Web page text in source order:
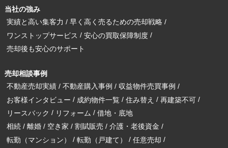
当社の強み
実績と高い集客力
早く高く売るための売却戦略
ワンストップサービス
安心の買取保障制度
売却後も安心のサポート
売却相談事例
不動産売却実績
不動産購入事例
収益物件売買事例
お客様インタビュー
成約物件一覧 住み替え
再建築不可
リースバック
リフォーム
借地・底地
相続
離婚 空き家 割賦販売
介護・老後資金
転勤（マンション）
転勤（戸建て）
任意売却